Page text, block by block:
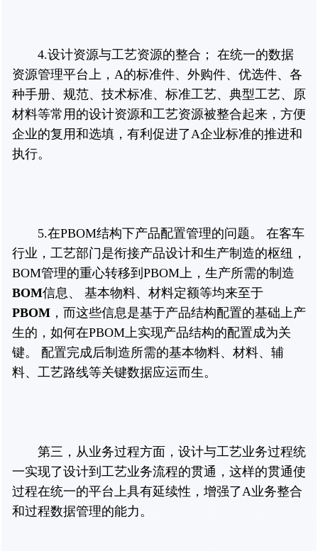
4.设计资源与工艺资源的整合； 在统一的数据
资源管理平台上，A的标准件、外购件、优选件、各
种手册、规范、技术标准、标准工艺、典型工艺、原
材料等常用的设计资源和工艺资源被整合起来，方便
企业的复用和选填，有利促进了A企业标准的推进和
执行。
5.在PBOM结构下产品配置管理的问题。 在客车
行业，工艺部门是衔接产品设计和生产制造的枢纽，
BOM管理的重心转移到PBOM上，生产所需的制造
BOM信息、 基本物料、材料定额等均来至于
PBOM ，而这些信息是基于产品结构配置的基础上产
生的，如何在PBOM上实现产品结构的配置成为关
键。 配置完成后制造所需的基本物料、材料、辅
料、工艺路线等关键数据应运而生。
第三，从业务过程方面，设计与工艺业务过程统
一实现了设计到工艺业务流程的贯通，这样的贯通使
过程在统一的平台上具有延续性，增强了A业务整合
和过程数据管理的能力。